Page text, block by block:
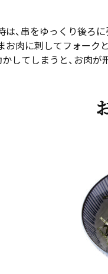
、串をゆっくり後ろ
肉に刺してフォーク
してしまうと、お肉が